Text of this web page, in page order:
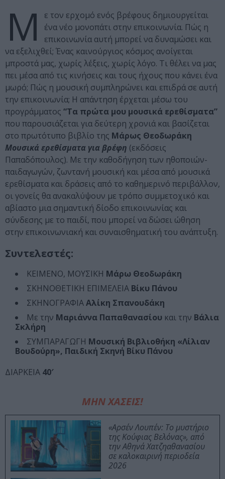
Μ
ε τον ερχομό ενός βρέφους δημιουργείται
ένα νέο μονοπάτι στην επικοινωνία. Πώς η
επικοινωνία αυτή μπορεί να δυναμώσει και
να εξελιχθεί; Ένας καινούργιος κόσμος ανοίγεται
μπροστά μας, χωρίς λέξεις, χωρίς λόγο. Τι θέλει να μας
πει μέσα από τις κινήσεις και τους ήχους που κάνει ένα
μωρό; Πώς η μουσική συμπληρώνει και επιδρά σε αυτή
την επικοινωνία; Η απάντηση έρχεται μέσω του
προγράμματος “Τα πρώτα μου μουσικά ερεθίσματα”
που παρουσιάζεται για δεύτερη χρονιά και βασίζεται
στο πρωτότυπο βιβλίο της Μάρως Θεοδωράκη
Μουσικά ερεθίσματα για βρέφη (εκδόσεις
Παπαδόπουλος). Με την καθοδήγηση των ηθοποιών-
παιδαγωγών, ζωντανή μουσική και μέσα από μουσικά
ερεθίσματα και δράσεις από το καθημερινό περιβάλλον,
οι γονείς θα ανακαλύψουν με τρόπο συμμετοχικό και
αβίαστο μια σημαντική δίοδο επικοινωνίας και
σύνδεσης με το παιδί, που μπορεί να δώσει ώθηση
στην επικοινωνιακή και συναισθηματική του ανάπτυξη.
Συντελεστές:
ΚΕΙΜΕΝΟ, ΜΟΥΣΙΚΗ Μάρω Θεοδωράκη
ΣΚΗΝΟΘΕΤΙΚΗ ΕΠΙΜΕΛΕΙΑ Βίκυ Πάνου
ΣΚΗΝΟΓΡΑΦΙΑΑλίκη Σπανουδάκη
Με την Μαριάννα Παπαθανασίου και την Βάλια
Σκλήρη
ΣΥΜΠΑΡΑΓΩΓΗ Μουσική Βιβλιοθήκη «Λίλιαν
Βουδούρη», Παιδική Σκηνή Βίκυ Πάνου
ΔΙΑΡΚΕΙΑ 40′
ΜΗΝ ΧΑΣΕΙΣ!
«Αρσέν Λουπέν: Το μυστήριο
της Κούφιας Βελόνας», από
την Αθηνά Χατζηαθανασίου
σε καλοκαιρινή περιοδεία
2026